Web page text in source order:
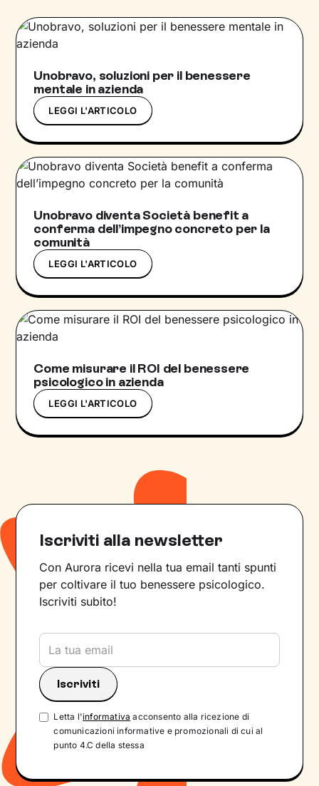
Unobravo, soluzioni per il benessere
mentale in azienda
LEGGI L'ARTICOLO
Unobravo diventa Società benefit a
conferma dell’impegno concreto per la
comunità
LEGGI L'ARTICOLO
Come misurare il ROI del benessere
psicologico in azienda
LEGGI L'ARTICOLO
Iscriviti alla newsletter
Con Aurora ricevi nella tua email tanti spunti
per coltivare il tuo benessere psicologico.
Iscriviti subito!
Letta l'informativa acconsento alla ricezione di
comunicazioni informative e promozionali di cui al
punto 4.C della stessa